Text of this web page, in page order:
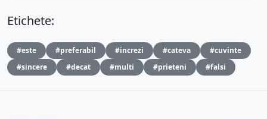
Etichete:
#este #preferabil #increzi #cateva
#cuvinte
#sincere
#decat #multi #prieteni #falsi